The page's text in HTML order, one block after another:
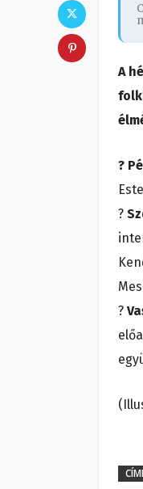
A
?
?
?